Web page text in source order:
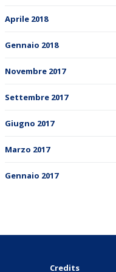
Aprile 2018
Gennaio 2018
Novembre 2017
Settembre 2017
Giugno 2017
Marzo 2017
Gennaio 2017
Credits